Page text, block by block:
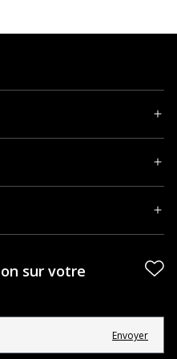
sur votre
Envoyer